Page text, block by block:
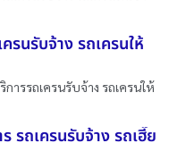
รนรับจ้าง รถเครนให้
ารรถเครนรับจ้าง รถเครนให้
รถเครนรับจ้าง รถเฮี๊ย